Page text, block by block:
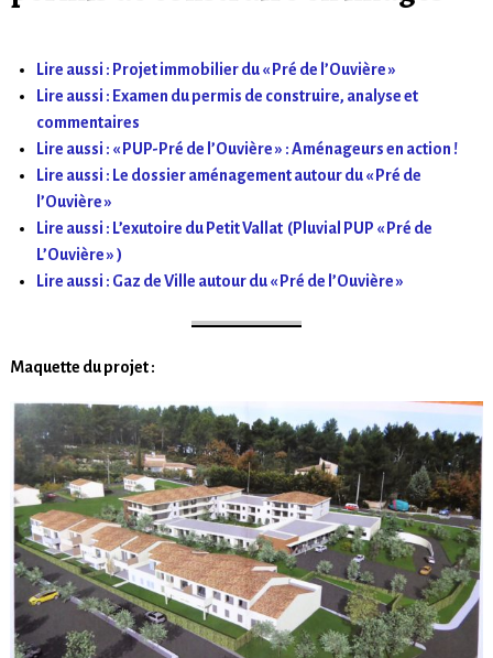
Lire aussi : Projet immobilier du « Pré de l’Ouvière »
Lire aussi : Examen du permis de construire, analyse et
commentaires
Lire aussi : « PUP-Pré de l’Ouvière » : Aménageurs en action !
Lire aussi : Le dossier aménagement autour du « Pré de
l’Ouvière »
Lire aussi : L’exutoire du Petit Vallat (Pluvial PUP « Pré de
L’Ouvière » )
Lire aussi : Gaz de Ville autour du « Pré de l’Ouvière »
Maquette du projet :